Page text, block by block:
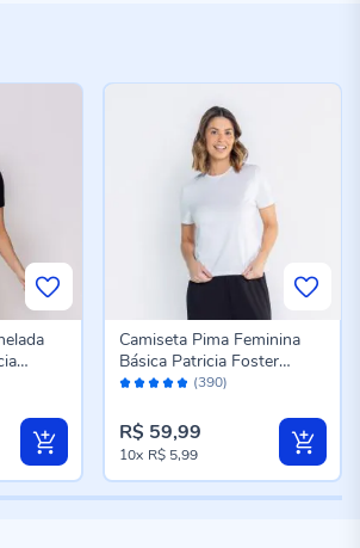
Avaliação: (390)
Camiseta Pima Feminina
Básica Patricia Foster
Branco
R$ 59,99
10x R$ 5,99